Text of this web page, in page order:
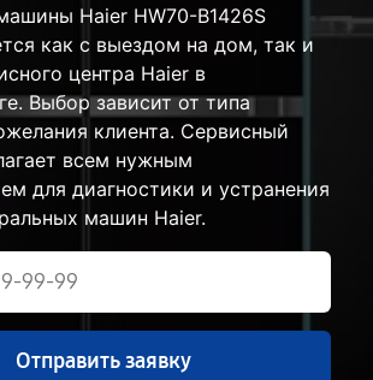
Haier HW70-B1426S
как с выездом на дом, так и
центра Haier в
Выбор зависит от типа
клиента. Сервисный
всем нужным
для диагностики и устранения
машин Haier.
Отправить заявку